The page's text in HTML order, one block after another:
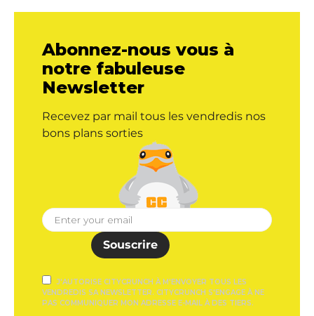
Abonnez-nous vous à
notre fabuleuse
Newsletter
Recevez par mail tous les vendredis nos
bons plans sorties
Souscrire
J'AUTORISE CITYCRUNCH À M'ENVOYER TOUS LES
VENDREDIS SA NEWSLETTER. CITYCRUNCH S'ENGAGE À NE
PAS COMMUNIQUER MON ADRESSE E-MAIL À DES TIERS.